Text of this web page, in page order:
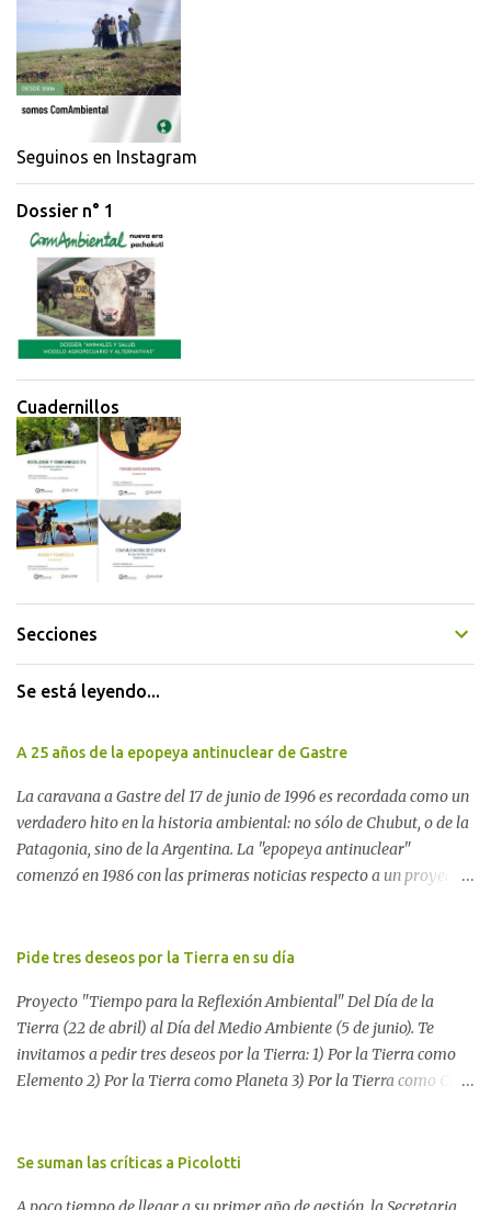
t
a
i
o
s
Seguinos en Instagram
Dossier n° 1
Cuadernillos
Secciones
Se está leyendo...
A 25 años de la epopeya antinuclear de Gastre
La caravana a Gastre del 17 de junio de 1996 es recordada como un
verdadero hito en la historia ambiental: no sólo de Chubut, o de la
Patagonia, sino de la Argentina. La "epopeya antinuclear"
comenzó en 1986 con las primeras noticias respecto a un proyecto
proyecto legislativo nacional al respecto. En este artículo, la
Movimiento Antinuclear de Chubut (MACH) liderada por Javier
Rodríguez Pardo, como una lección de rebelión democrática
territorial frente a las imposiciones de la tecnocracia nuclear
globalizada. Dossier N° 3 "La crisis nuclear en el mundo. A 10 años
Dukal.
Pide tres deseos por la Tierra en su día
Proyecto "Tiempo para la Reflexión Ambiental" Del Día de la
Tierra (22 de abril) al Día del Medio Ambiente (5 de junio). Te
invitamos a pedir tres deseos por la Tierra: 1) Por la Tierra como
Elemento 2) Por la Tierra como Planeta 3) Por la Tierra como Casa
blog para reunir todos los pedidos. Si no tenés una página web,
Se suman las críticas a Picolotti